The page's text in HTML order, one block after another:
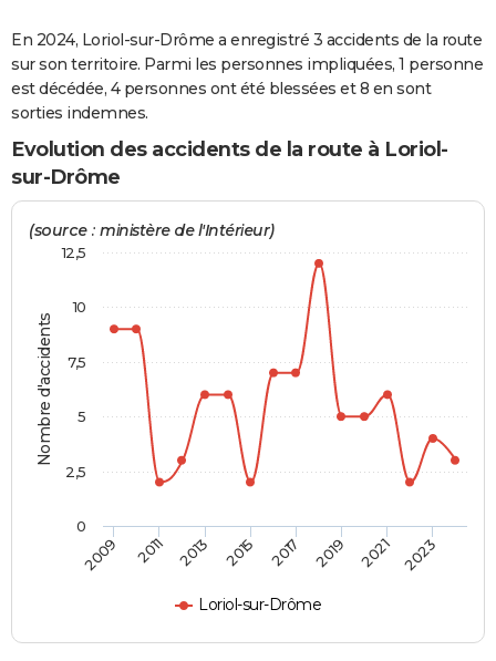
GUIDES D'ACHAT
BONS PLANS
CARTE DE VOEUX
Carte de Noël
Carte Bonne année
Carte Saint-Valentin
Carte Pâques
Carte d'anniversaire
DICTIONNAIRE
Dictionnaire
Biographies
Citations
Expressions
Proverbes
PROGRAMME TV
S'inscrire
Se connecter
Lycées
Collèges
Primaires
Universités
Entreprises
Service militaire
Avis de recherche
AVIS DE DÉCÈS
FORUM
Bricolage
Lifestyle
Culture
Sport
Auto
Television
Voyage
Cinema
En 2024, Loriol-sur-Drôme a enregistré 3 accidents de la route
sur son territoire. Parmi les personnes impliquées, 1 personne
est décédée, 4 personnes ont été blessées et 8 en sont
sorties indemnes.
Evolution des accidents de la route à Loriol-
sur-Drôme
Nombre d'accidents
(source : ministère de l'Intérieur)
Loriol-sur-Drôme
2009 2011 2013 2015 2017 2019 2021 2023
0
2,5
5
7,5
10
12,5